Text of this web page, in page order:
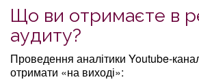
Що ви отримаєте в
аудиту?
Проведення аналітики Youtube-
отримати «на виході»: